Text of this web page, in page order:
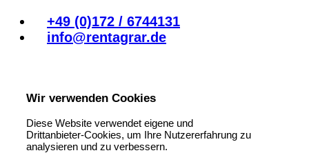
+49 (0)172 / 6744131
info@rentagrar.de
Wir verwenden Cookies
Diese Website verwendet eigene und
Drittanbieter-Cookies, um Ihre Nutzererfahrung zu
analysieren und zu verbessern.